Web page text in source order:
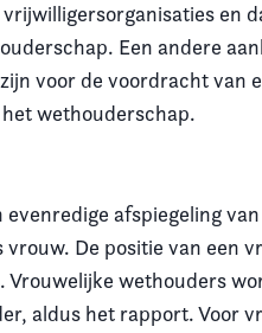
en
Een andere
voor de voordracht van
wethouderschap.
afspiegeling
De positie van een
Vrouwelijke wethouders
aldus het rapport. Voor